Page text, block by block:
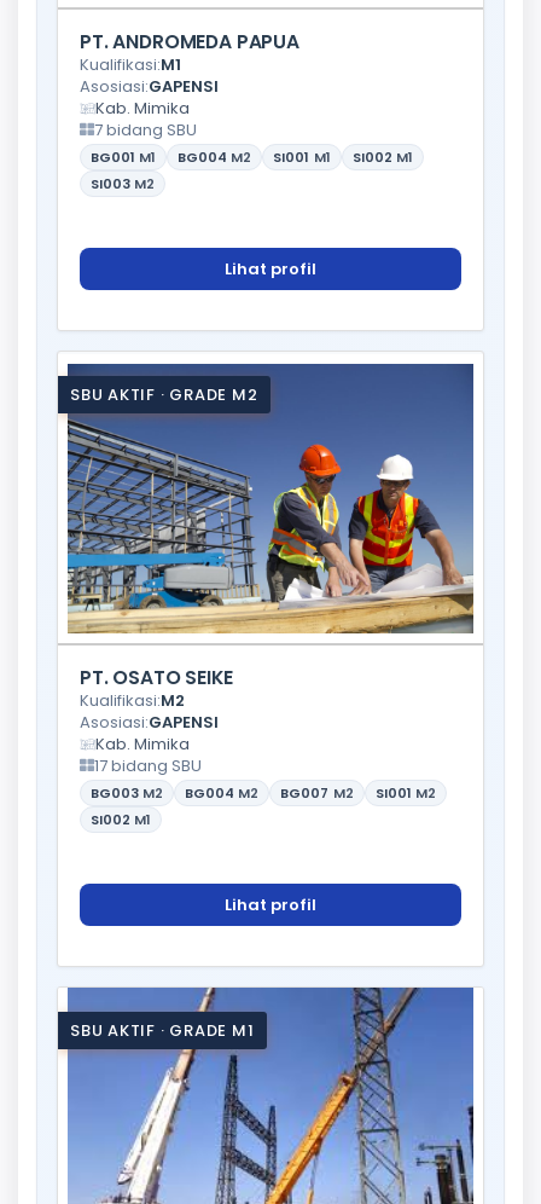
PT. ANDROMEDA PAPUA
Kualifikasi:M1
Asosiasi:GAPENSI
Kab. Mimika
7 bidang SBU
BG001 M1 BG004 M2 SI001 M1 SI002 M1
SI003 M2
Lihat profil
SBU AKTIF · GRADE M2
PT. OSATO SEIKE
Kualifikasi:M2
Asosiasi:GAPENSI
Kab. Mimika
17 bidang SBU
BG003 M2 BG004 M2 BG007 M2 SI001 M2
SI002 M1
Lihat profil
SBU AKTIF · GRADE M1